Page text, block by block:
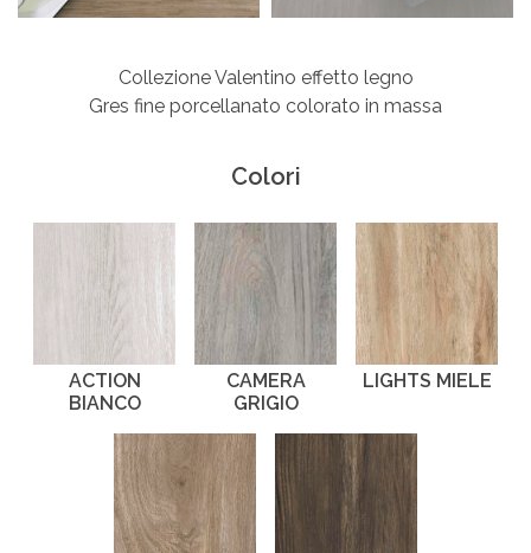
Next
Collezione Valentino effetto legno
Gres fine porcellanato colorato in massa
Colori
ACTION
BIANCO
CAMERA
GRIGIO
LIGHTS MIELE